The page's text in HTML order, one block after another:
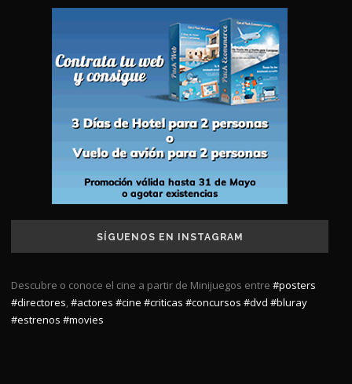
SÍGUENOS EN INSTAGRAM
Descubre o conoce el cine a partir de Minijuegos entre #posters
#directores,#actores #cine #criticas #concursos #dvd #bluray
#estrenos #movies